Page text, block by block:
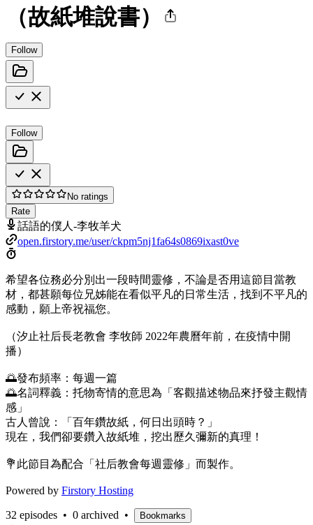
（故紙堆說書）
Follow
Follow
No ratings
Rate
話語的僕人-李牧羊犬
open.firstory.me/user/ckpm5nj1fa64s0869ixast0ve
希望各位務必分別出一段時間靈修，不論是否用這節目當教
材，都甚願每位兄姊能在看似平凡的日常生活，找到不平凡的
感動，願上帝祝福您。
（汐止社后長老教會 李牧師 2022年農曆年前，在疫情中開
播）
🌅發布頻率：每週一篇
🌅名詞釋義：托物寄情的意思為「客觀描述物品來抒發主觀情
感」
古人曾說：「百年鑽故紙，何日出頭時？」
現在，我們卻要鑽入故紙堆，挖出歷久彌新的真理！
💐此節目為配合「社后教會每週靈修」而製作。
Powered by Firstory Hosting
32 episodes • 0 archived • Bookmarks